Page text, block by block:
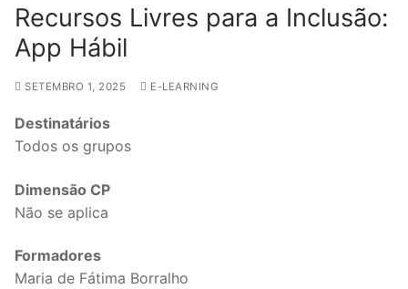
Search for:
FENPROF CGTP-IN FRENTE COMUM
Search
sindicalização
Notícias
Recursos Livres para a Inclusão:
App Hábil
SETEMBRO 1, 2025 E-LEARNING
Destinatários
Todos os grupos
Dimensão CP
Não se aplica
Formadores
Maria de Fátima Borralho